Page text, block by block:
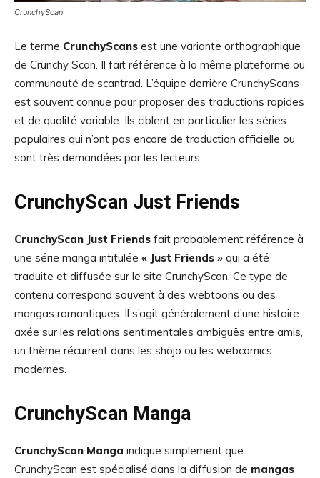
CrunchyScan
Le terme CrunchyScans est une variante orthographique
de Crunchy Scan. Il fait référence à la même plateforme ou
communauté de scantrad. L’équipe derrière CrunchyScans
est souvent connue pour proposer des traductions rapides
et de qualité variable. Ils ciblent en particulier les séries
populaires qui n’ont pas encore de traduction officielle ou
sont très demandées par les lecteurs.
CrunchyScan Just Friends
CrunchyScan Just Friends fait probablement référence à
une série manga intitulée « Just Friends » qui a été
traduite et diffusée sur le site CrunchyScan. Ce type de
contenu correspond souvent à des webtoons ou des
mangas romantiques. Il s’agit généralement d’une histoire
axée sur les relations sentimentales ambiguës entre amis,
un thème récurrent dans les shōjo ou les webcomics
modernes.
CrunchyScan Manga
CrunchyScan Manga indique simplement que
CrunchyScan est spécialisé dans la diffusion de mangas